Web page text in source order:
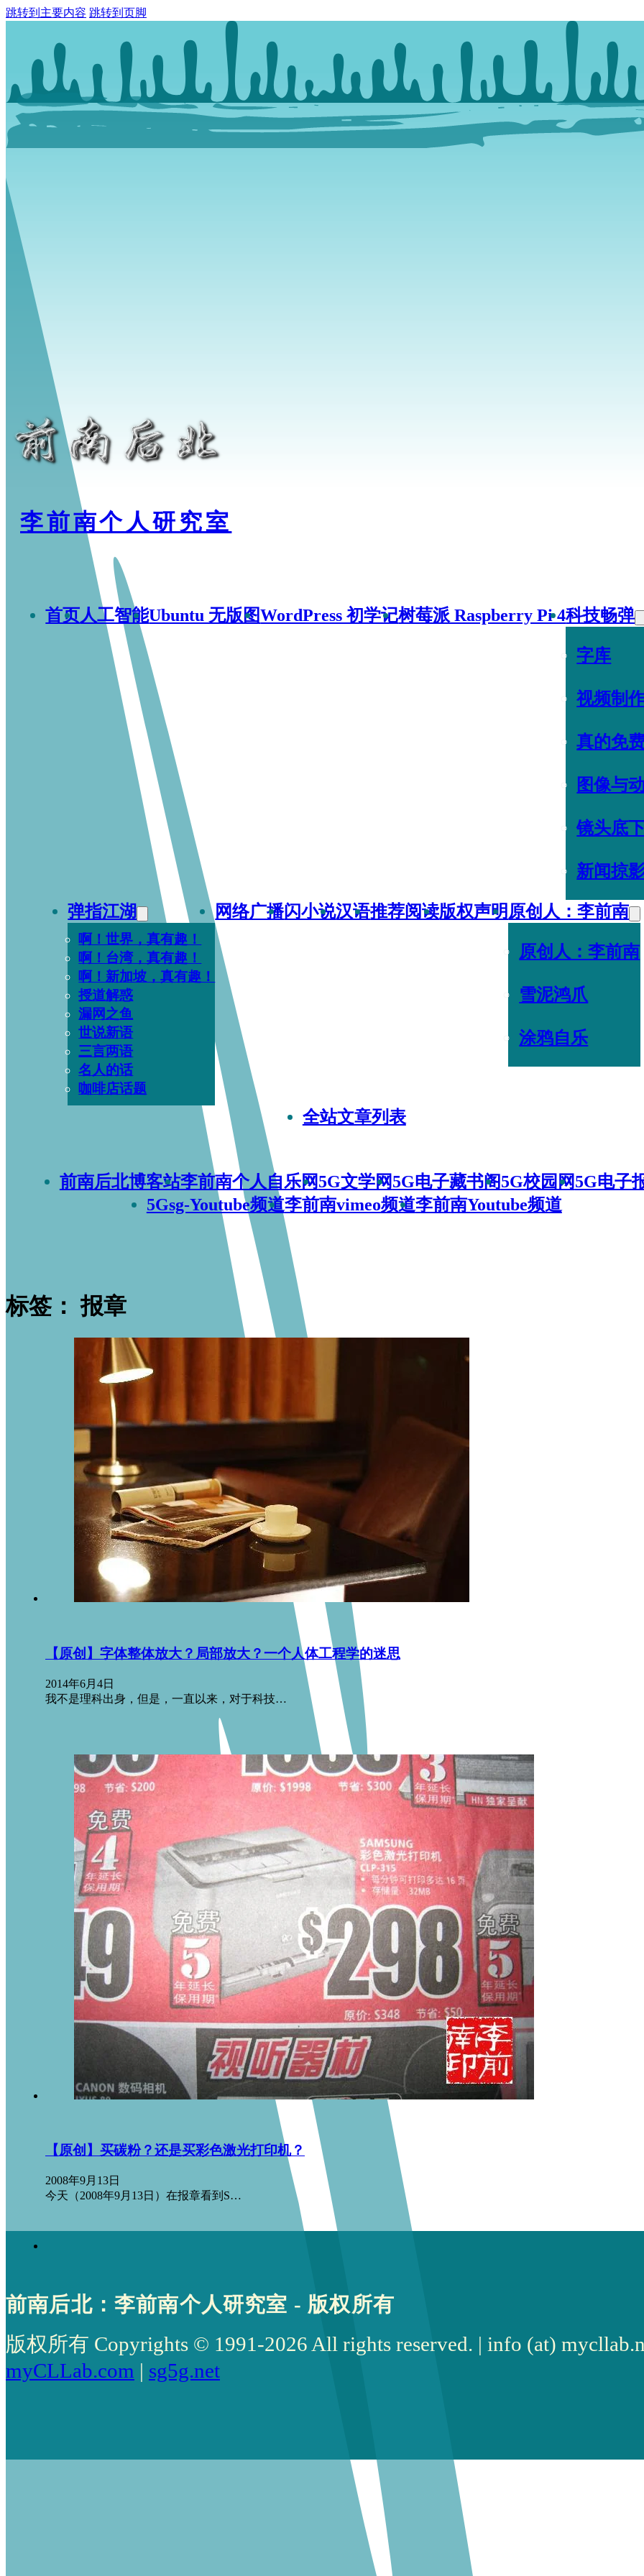
跳转到主要内容 跳转到页脚
李前南个人研究室
首页人工智能Ubuntu 无版图WordPress 初学记树莓派 Raspberry Pi 4科技畅弹
字库
视频制
真的免
图像与
镜头底
新闻掠
弹指江湖
啊！世界，真有趣！
啊！台湾，真有趣！
啊！新加坡，真有趣！
授道解惑
漏网之鱼
世说新语
三言两语
名人的话
咖啡店话题
网络广播闪小说汉语推荐阅读版权声明 原创人：李前南
原创人：李前南
雪泥鸿爪
涂鸦自乐
全站文章列表
前南后北博客站李前南个人自乐网5G文学网5G电子藏书阁5G校园网5G电子
5Gsg-Youtube频道李前南vimeo频道李前南Youtube频道
标签：报章
【原创】字体整体放大？局部放大？一个人体工程学的迷思
2014年6月4日
我不是理科出身，但是，一直以来，对于科技…
【原创】买碳粉？还是买彩色激光打印机？
2008年9月13日
今天（2008年9月13日）在报章看到S…
前南后北：李前南个人研究室 - 版权所有
版权所有 Copyrights © 1991-2026 All rights reserved. | info (at)
myCLLab.com | sg5g.net